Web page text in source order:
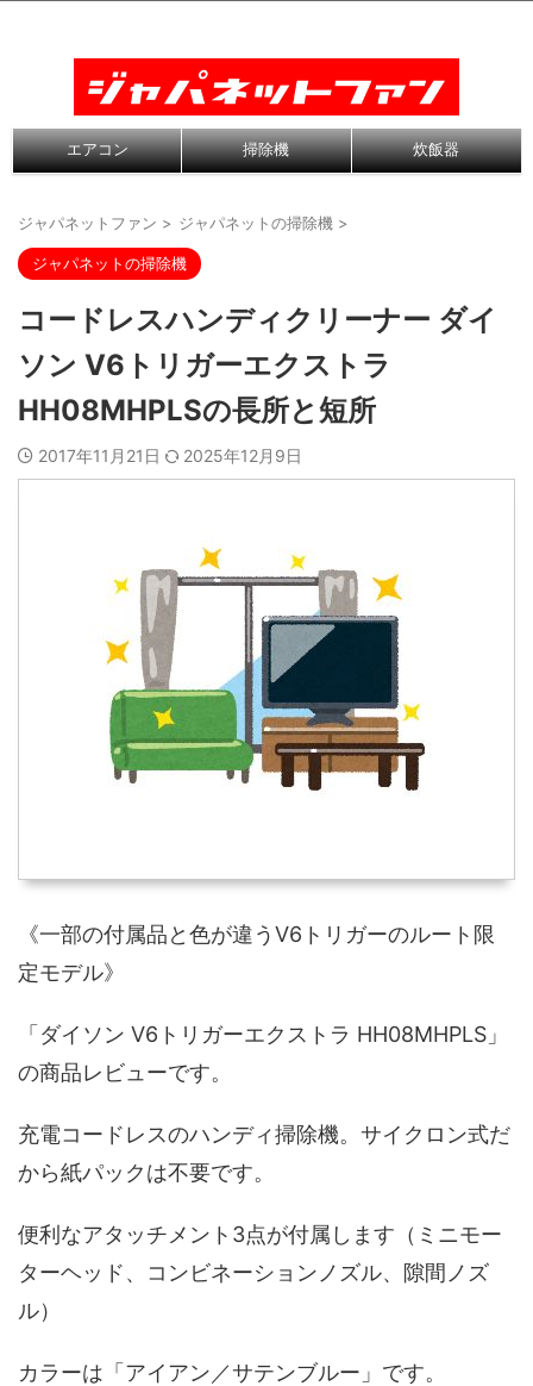
エアコン 掃除機 炊飯器
ジャパネットファン > ジャパネットの掃除機 >
ジャパネットの掃除機
コードレスハンディクリーナー ダイ
ソン V6トリガーエクストラ
HH08MHPLSの長所と短所
2017年11月21日 2025年12月9日
《一部の付属品と色が違うV6トリガーのルート限
定モデル》
「ダイソン V6トリガーエクストラ HH08MHPLS」
の商品レビューです。
充電コードレスのハンディ掃除機。サイクロン式だ
から紙パックは不要です。
便利なアタッチメント3点が付属します（ミニモー
ターヘッド、コンビネーションノズル、隙間ノズ
ル）
カラーは「アイアン／サテンブルー」です。